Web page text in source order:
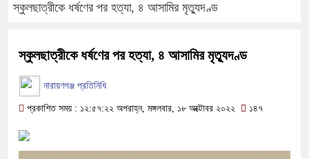
স্কুলছাত্রীকে ধর্ষণের পর হত্যা, ৪ আসামির মৃত্যুদণ্ড
স্কুলছাত্রীকে ধর্ষণের পর হত্যা, ৪ আসামির মৃত্যুদণ্ড
নারায়ণগঞ্জ প্রতিনিধি
প্রকাশিত সময় : ১২:৫৭:২২ অপরাহ্ন, মঙ্গলবার, ১৮ অক্টোবর ২০২২ ১৪৭